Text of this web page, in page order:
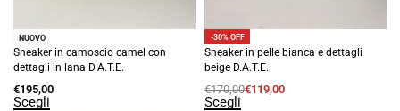
NUOVO
Sneaker in camoscio camel con
dettagli in lana D.A.T.E.
€195,00
Scegli
-30% OFF
Sneaker in pelle bianca e dettagli
beige D.A.T.E.
€170,00€119,00
Scegli